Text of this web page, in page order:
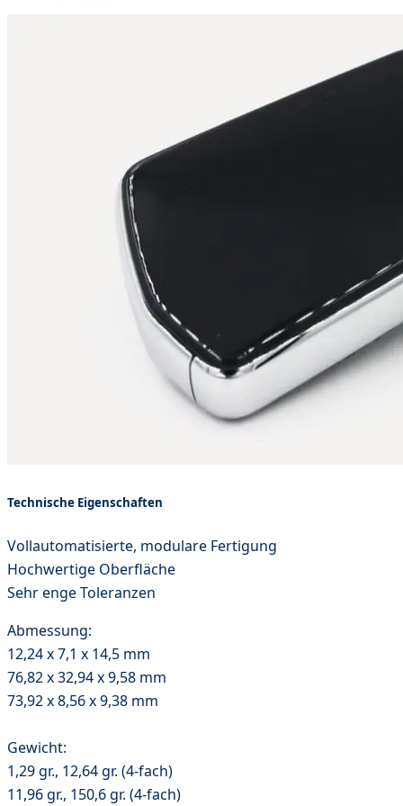
Technische Eigenschaften
Vollautomatisierte, modulare Fertigung
Hochwertige Oberfläche
Sehr enge Toleranzen
Abmessung:
12,24 x 7,1 x 14,5 mm
76,82 x 32,94 x 9,58 mm
73,92 x 8,56 x 9,38 mm
Gewicht:
1,29 gr., 12,64 gr. (4-fach)
11,96 gr., 150,6 gr. (4-fach)